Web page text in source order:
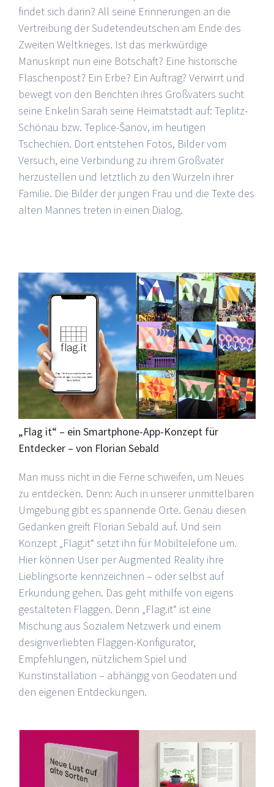
findet sich darin? All seine Erinnerungen an die
Vertreibung der Sudetendeutschen am Ende des
Zweiten Weltkrieges. Ist das merkwürdige
Manuskript nun eine Botschaft? Eine historische
Flaschenpost? Ein Erbe? Ein Auftrag? Verwirrt und
bewegt von den Berichten ihres Großvaters sucht
seine Enkelin Sarah seine Heimatstadt auf: Teplitz-
Schönau bzw. Teplice-Šanov, im heutigen
Tschechien. Dort entstehen Fotos, Bilder vom
Versuch, eine Verbindung zu ihrem Großvater
herzustellen und letztlich zu den Wurzeln ihrer
Familie. Die Bilder der jungen Frau und die Texte des
alten Mannes treten in einen Dialog.
„Flag it“ – ein Smartphone-App-Konzept für
Entdecker – von Florian Sebald
Man muss nicht in die Ferne schweifen, um Neues
zu entdecken. Denn: Auch in unserer unmittelbaren
Umgebung gibt es spannende Orte. Genau diesen
Gedanken greift Florian Sebald auf. Und sein
Konzept „Flag.it“ setzt ihn für Mobiltelefone um.
Hier können User per Augmented Reality ihre
Lieblingsorte kennzeichnen – oder selbst auf
Erkundung gehen. Das geht mithilfe von eigens
gestalteten Flaggen. Denn „Flag.it“ ist eine
Mischung aus Sozialem Netzwerk und einem
designverliebten Flaggen-Konfigurator,
Empfehlungen, nützlichem Spiel und
Kunstinstallation – abhängig von Geodaten und
den eigenen Entdeckungen.